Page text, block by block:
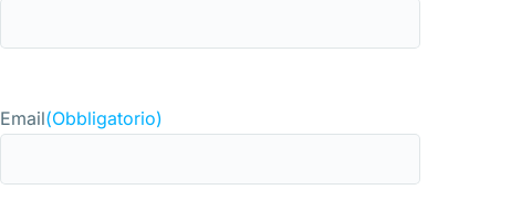
Email(Obbligatorio)